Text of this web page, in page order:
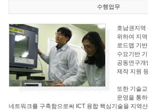
수행업무
호남권지역
위하여 지
로드맵 기
수요기반
공동연구개
제작 지원
또한 기술
운영을 통
네트워크를 구축함으로써 ICT 융합 핵심기술을 지역